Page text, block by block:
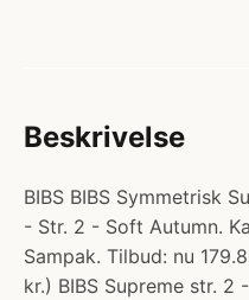
Beskrivelse
BIBS BIBS Symmetrisk
- Str. 2 - Soft Autumn.
Sampak. Tilbud: nu
kr.) BIBS Supreme str.